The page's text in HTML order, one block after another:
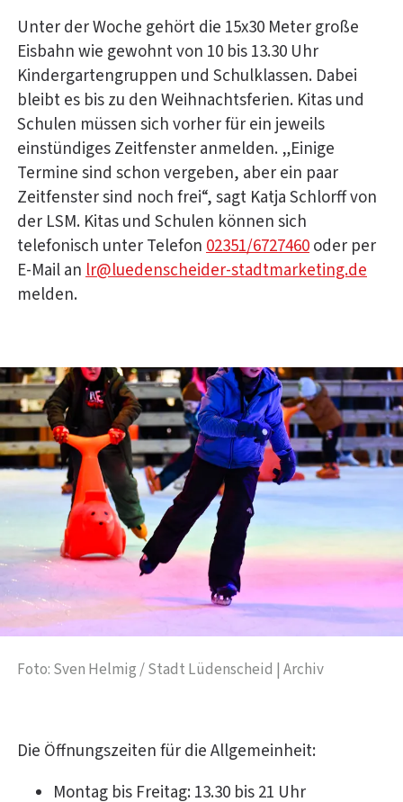
Unter der Woche gehört die 15x30 Meter große
Eisbahn wie gewohnt von 10 bis 13.30 Uhr
Kindergartengruppen und Schulklassen. Dabei
bleibt es bis zu den Weihnachtsferien. Kitas und
Schulen müssen sich vorher für ein jeweils
einstündiges Zeitfenster anmelden. „Einige
Termine sind schon vergeben, aber ein paar
Zeitfenster sind noch frei“, sagt Katja Schlorff von
der LSM. Kitas und Schulen können sich
telefonisch unter Telefon02351/6727460oder per
E-Mail anlr@luedenscheider-stadtmarketing.de
melden.
Foto: Sven Helmig / Stadt Lüdenscheid | Archiv
Die Öffnungszeiten für die Allgemeinheit:
Montag bis Freitag: 13.30 bis 21 Uhr